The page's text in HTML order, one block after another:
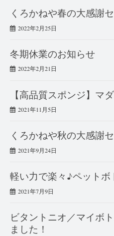
くろかねや春の大感謝
2022年2月25日
冬期休業のお知らせ
2022年2月21日
【高品質スポンジ】マ
2021年11月5日
くろかねや秋の大感謝
2021年9月24日
軽い力で楽々♪ペットボ
2021年7月9日
ビタントニオ／マイボ
ました！